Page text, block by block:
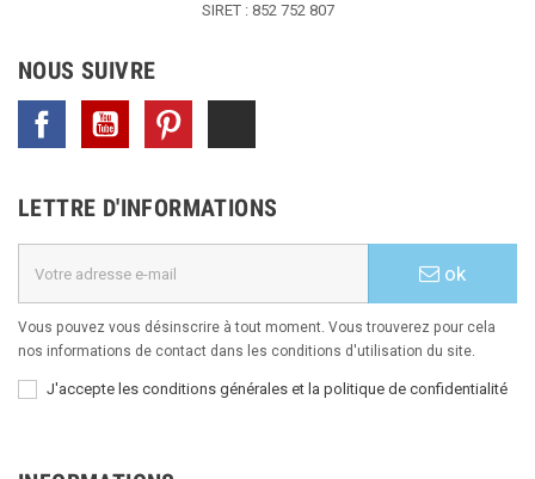
SIRET : 852 752 807
NOUS SUIVRE
Facebook YouTube
LETTRE D'INFORMATIONS
ok
Vous pouvez vous désinscrire à tout moment. Vous trouverez pour cela
nos informations de contact dans les conditions d'utilisation du site.
J'accepte les conditions générales et la politique de confidentialité